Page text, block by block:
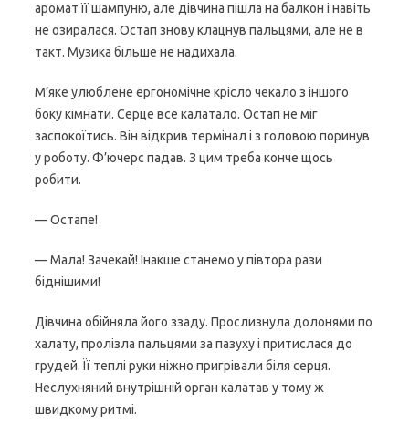
аромат її шампуню, але дівчина пішла на балкон і навіть
не озиралася. Остап знову клацнув пальцями, але не в
такт. Музика більше не надихала.
М’яке улюблене ергономічне крісло чекало з іншого
боку кімнати. Серце все калатало. Остап не міг
заспокоїтись. Він відкрив термінал і з головою поринув
у роботу. Ф’ючерс падав. З цим треба конче щось
робити.
— Остапе!
— Мала! Зачекай! Інакше станемо у півтора рази
біднішими!
Дівчина обійняла його ззаду. Прослизнула долонями по
халату, пролізла пальцями за пазуху і притислася до
грудей. Її теплі руки ніжно пригрівали біля серця.
Неслухняний внутрішній орган калатав у тому ж
швидкому ритмі.